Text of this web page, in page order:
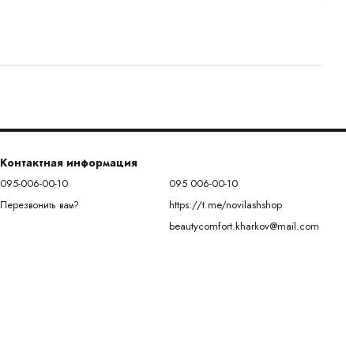
Контактная информация
095-006-00-10
Перезвонить вам?
095 006-00-10
https://t.me/novilashshop
beautycomfort.kharkov@mail.com